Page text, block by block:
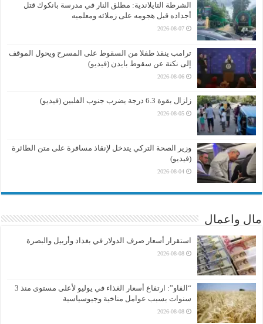
الشرطة التايلاندية: مطلق النار في مدرسة بانكوك قتل
أجداده قبل هجومه على زملائه ومعلميه
2026-08-07
ترامب ينقذ طفلا من السقوط على المسرح ويحول الموقف
إلى نكتة عن سقوط بايدن (فيديو)
2026-08-06
زلزال بقوة 6.3 درجة يضرب جنوب الفلبين (فيديو)
2026-08-05
وزير الصحة التركي يتدخل لإنقاذ مسافرة على متن الطائرة
(فيديو)
2026-08-04
مال واعمال
استقرار أسعار صرف الدولار في بغداد وأربيل والبصرة
2026-08-08
“الفاو”: ارتفاع أسعار الغذاء في يوليو لأعلى مستوى منذ 3
سنوات بسبب عوامل مناخية وجيوسياسية
2026-08-08